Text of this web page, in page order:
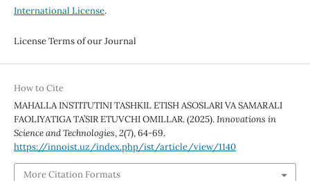
International License.
License Terms of our Journal
How to Cite
MAHALLA INSTITUTINI TASHKIL ETISH ASOSLARI VA SAMARALI
FAOLIYATIGA TA’SIR ETUVCHI OMILLAR. (2025).Innovations in
Science and Technologies,2(7), 64-69.
https://innoist.uz/index.php/ist/article/view/1140
More Citation Formats